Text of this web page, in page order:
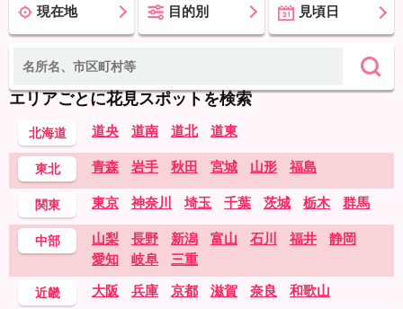
現在地 目的別 見頃日
エリアごとに花見スポットを検索
北海道 道央 道南 道北 道東
東北 青森 岩手 秋田 宮城 山形 福島
関東 東京 神奈川 埼玉 千葉 茨城 栃木 群馬
中部 山梨 長野 新潟 富山 石川 福井
静岡
愛知
岐阜 三重
近畿 大阪 兵庫 京都 滋賀 奈良 和歌山